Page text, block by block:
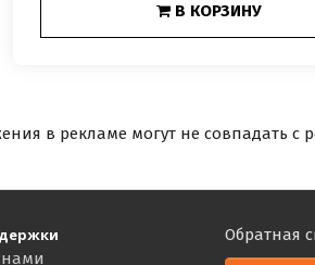
В КОРЗИНУ
в рекламе могут не совпадать с
нами
Обратная